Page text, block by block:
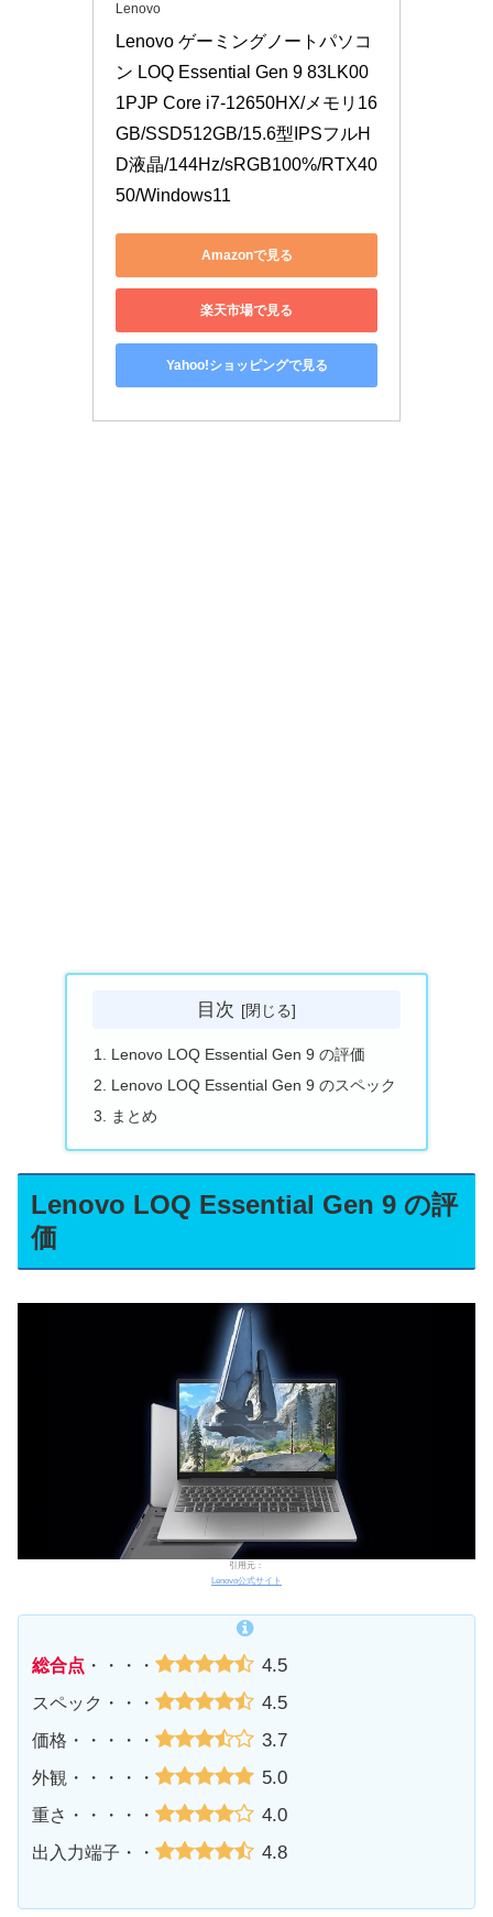
Lenovo
Lenovo ゲーミングノートパソコ
ン LOQ Essential Gen 9 83LK00
1PJP Core i7-12650HX/メモリ16
GB/SSD512GB/15.6型IPSフルH
D液晶/144Hz/sRGB100%/RTX40
50/Windows11
Amazonで見る
楽天市場で見る
Yahoo!ショッピングで見る
目次
Lenovo LOQ Essential Gen 9 の評価
Lenovo LOQ Essential Gen 9 のスペック
まとめ
Lenovo LOQ Essential Gen 9 の評
価
引用元：
Lenovo公式サイト
総合点 ・・・・ 4.5
スペック・・・ 4.5
価格・・・・・ 3.7
外観・・・・・ 5.0
重さ・・・・・ 4.0
出入力端子・・ 4.8